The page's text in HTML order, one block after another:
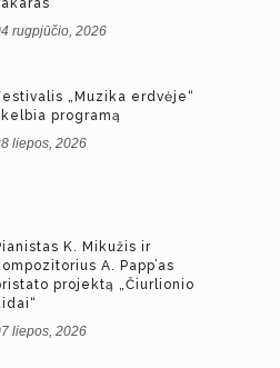
rugpjūčio, 2026
„Muzika erdvėje“
programą
liepos, 2026
K. Mikužis ir
A. Papp’as
projektą „Čiurlionio
liepos, 2026